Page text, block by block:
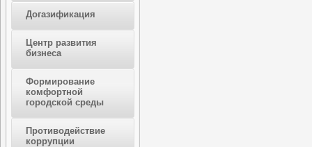
Догазификация
Центр развития
бизнеса
Формирование
комфортной
городской среды
Противодействие
коррупции